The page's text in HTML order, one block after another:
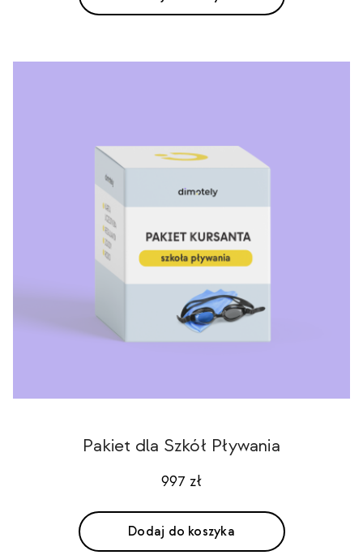
Pakiet dla Szkół Pływania
997 zł
Dodaj do koszyka